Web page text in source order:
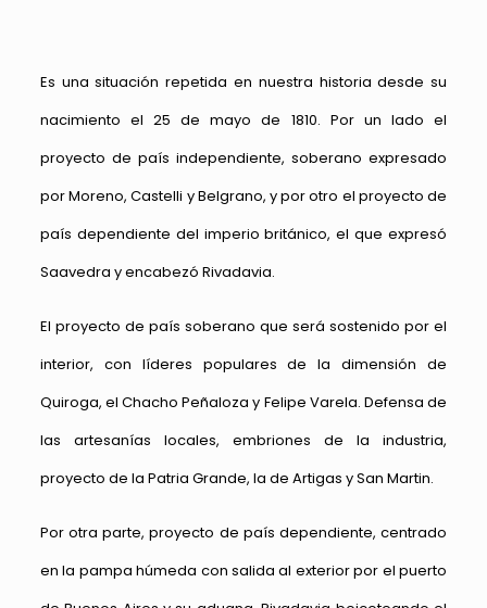
Es una situación repetida en nuestra historia desde su
nacimiento el 25 de mayo de 1810. Por un lado el
proyecto de país independiente, soberano expresado
por Moreno, Castelli y Belgrano, y por otro el proyecto de
país dependiente del imperio británico, el que expresó
Saavedra y encabezó Rivadavia.
El proyecto de país soberano que será sostenido por el
interior, con líderes populares de la dimensión de
Quiroga, el Chacho Peñaloza y Felipe Varela. Defensa de
las artesanías locales, embriones de la industria,
proyecto de la Patria Grande, la de Artigas y San Martin.
Por otra parte, proyecto de país dependiente, centrado
en la pampa húmeda con salida al exterior por el puerto